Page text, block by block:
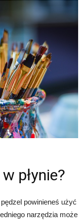
płynie?
powinieneś użyć
narzędzia może